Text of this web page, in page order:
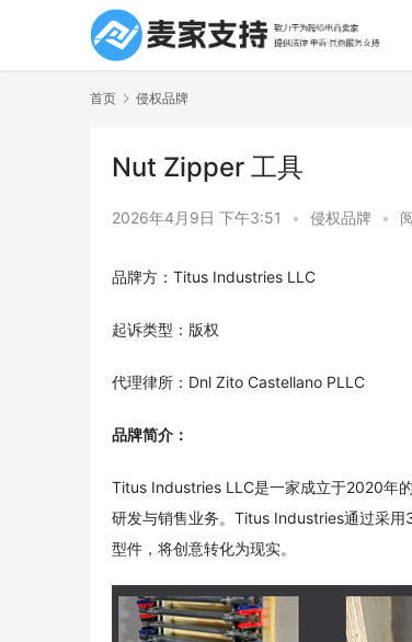
首页 侵权品牌
Nut Zipper 工具
2026年4月9日 下午3:51 • 侵权品牌 •
品牌方：Titus Industries LLC
起诉类型：版权
代理律所：Dnl Zito Castellano PLLC
品牌简介：
Titus Industries LLC是一家成立于2020年
研发与销售业务。Titus Industries通过采用
型件，将创意转化为现实。